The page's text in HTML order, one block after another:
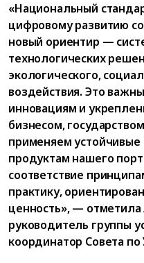
«Национальный
цифровому развитию
новый ориентир —
технологических
экологического,
воздействия. Это
инновациям и
бизнесом,
применяем
продуктам нашего
соответствие
практику,
ценность», —
руководитель группы
координатор Совета